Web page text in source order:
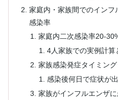
家庭内・家族間でのイン
感染率
家庭内二次感染率20-
4人家族での実例計
家族感染発症タイミン
感染後何日で症状が
家族がインフルエンザ